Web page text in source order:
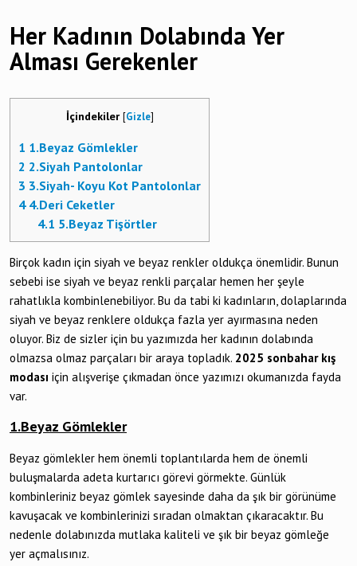
Her Kadının Dolabında Yer
Alması Gerekenler
İçindekiler [Gizle]
1 1.Beyaz Gömlekler
2 2.Siyah Pantolonlar
3 3.Siyah- Koyu Kot Pantolonlar
44.Deri Ceketler
4.1 5.Beyaz Tişörtler
Birçok kadın için siyah ve beyaz renkler oldukça önemlidir. Bunun
sebebi ise siyah ve beyaz renkli parçalar hemen her şeyle
rahatlıkla kombinlenebiliyor. Bu da tabi ki kadınların, dolaplarında
siyah ve beyaz renklere oldukça fazla yer ayırmasına neden
oluyor. Biz de sizler için bu yazımızda her kadının dolabında
olmazsa olmaz parçaları bir araya topladık. 2025 sonbahar kış
modası için alışverişe çıkmadan önce yazımızı okumanızda fayda
var.
1.Beyaz Gömlekler
Beyaz gömlekler hem önemli toplantılarda hem de önemli
buluşmalarda adeta kurtarıcı görevi görmekte. Günlük
kombinleriniz beyaz gömlek sayesinde daha da şık bir görünüme
kavuşacak ve kombinlerinizi sıradan olmaktan çıkaracaktır. Bu
nedenle dolabınızda mutlaka kaliteli ve şık bir beyaz gömleğe
yer açmalısınız.